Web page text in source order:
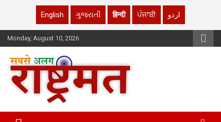
English ગુજરાતી हिन्दी ਪੰਜਾਬੀ اردو
Skip
to
Monday, August 10, 2026
rashtrmat.com